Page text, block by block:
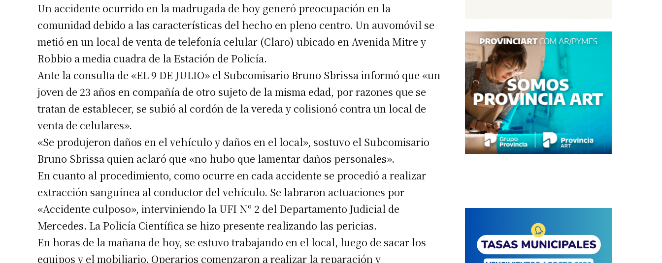
Suscribirme gratis
Dirección de correo electrónico *
Un accidente ocurrido en la madrugada de hoy generó preocupación en la
comunidad debido a las características del hecho en pleno centro. Un auvomóvil se
metió en un local de venta de telefonía celular (Claro) ubicado en Avenida Mitre y
Robbio a media cuadra de la Estación de Policía.
Ante la consulta de «EL 9 DE JULIO» el Subcomisario Bruno Sbrissa informó que «un
joven de 23 años en compañía de otro sujeto de la misma edad, por razones que se
tratan de establecer, se subió al cordón de la vereda y colisionó contra un local de
venta de celulares».
«Se produjeron daños en el vehículo y daños en el local», sostuvo el Subcomisario
Bruno Sbrissa quien aclaró que «no hubo que lamentar daños personales».
En cuanto al procedimiento, como ocurre en cada accidente se procedió a realizar
extracción sanguínea al conductor del vehículo. Se labraron actuaciones por
«Accidente culposo», interviniendo la UFI Nº 2 del Departamento Judicial de
Mercedes. La Policía Científica se hizo presente realizando las pericias.
En horas de la mañana de hoy, se estuvo trabajando en el local, luego de sacar los
equipos y el mobiliario. Operarios comenzaron a realizar la reparación y